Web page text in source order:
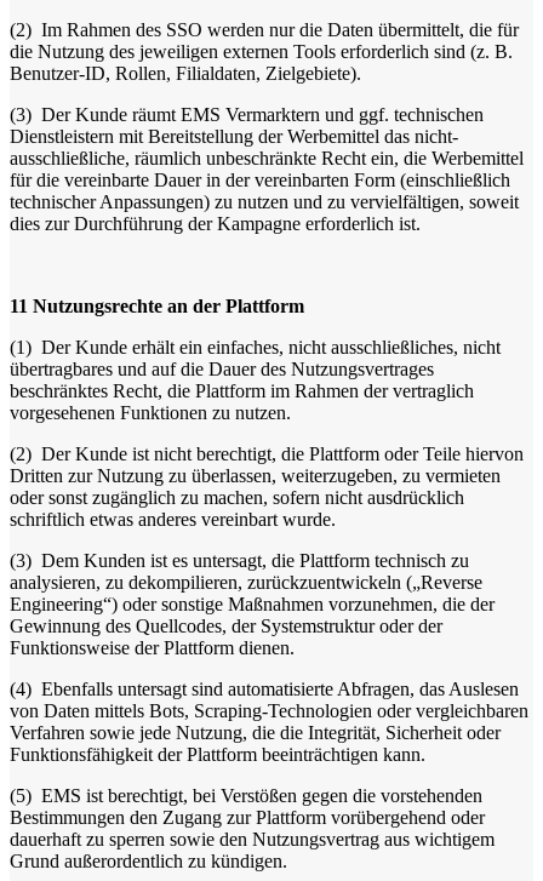
(2) Im Rahmen des SSO werden nur die Daten übermittelt, die für
die Nutzung des jeweiligen externen Tools erforderlich sind (z. B.
Benutzer-ID, Rollen, Filialdaten, Zielgebiete).
(3) Der Kunde räumt EMS Vermarktern und ggf. technischen
Dienstleistern mit Bereitstellung der Werbemittel das nicht-
ausschließliche, räumlich unbeschränkte Recht ein, die Werbemittel
für die vereinbarte Dauer in der vereinbarten Form (einschließlich
technischer Anpassungen) zu nutzen und zu vervielfältigen, soweit
dies zur Durchführung der Kampagne erforderlich ist.
11 Nutzungsrechte an der Plattform
(1) Der Kunde erhält ein einfaches, nicht ausschließliches, nicht
übertragbares und auf die Dauer des Nutzungsvertrages
beschränktes Recht, die Plattform im Rahmen der vertraglich
vorgesehenen Funktionen zu nutzen.
(2) Der Kunde ist nicht berechtigt, die Plattform oder Teile hiervon
Dritten zur Nutzung zu überlassen, weiterzugeben, zu vermieten
oder sonst zugänglich zu machen, sofern nicht ausdrücklich
schriftlich etwas anderes vereinbart wurde.
(3) Dem Kunden ist es untersagt, die Plattform technisch zu
analysieren, zu dekompilieren, zurückzuentwickeln („Reverse
Engineering“) oder sonstige Maßnahmen vorzunehmen, die der
Gewinnung des Quellcodes, der Systemstruktur oder der
Funktionsweise der Plattform dienen.
(4) Ebenfalls untersagt sind automatisierte Abfragen, das Auslesen
von Daten mittels Bots, Scraping-Technologien oder vergleichbaren
Verfahren sowie jede Nutzung, die die Integrität, Sicherheit oder
Funktionsfähigkeit der Plattform beeinträchtigen kann.
(5) EMS ist berechtigt, bei Verstößen gegen die vorstehenden
Bestimmungen den Zugang zur Plattform vorübergehend oder
dauerhaft zu sperren sowie den Nutzungsvertrag aus wichtigem
Grund außerordentlich zu kündigen.